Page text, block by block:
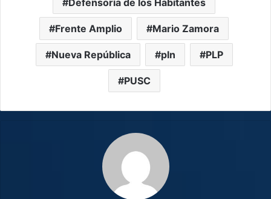
Frente Amplio Mario Zamora
Nueva República pln PLP
PUSC